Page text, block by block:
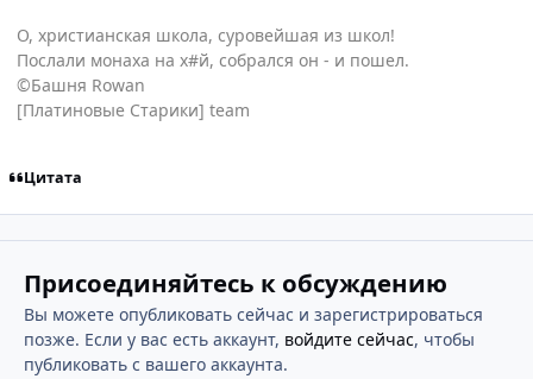
О, христианская школа, суровейшая из школ!
Послали монаха на х#й, собрался он - и пошел.
©Башня Rowan
[Платиновые Старики] team
Цитата
Присоединяйтесь к обсуждению
Вы можете опубликовать сейчас и зарегистрироваться
позже. Если у вас есть аккаунт, войдите сейчас, чтобы
публиковать с вашего аккаунта.